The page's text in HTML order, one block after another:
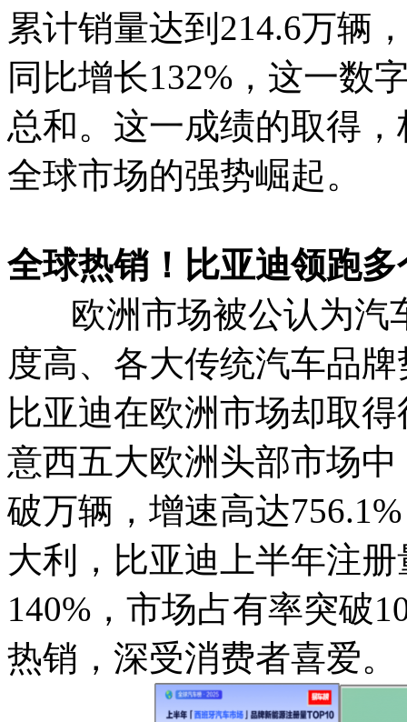
累计销量达到214.6万辆
同比增长132%，这一数
总和。这一成绩的取得
全球市场的强势崛起。
全球热销！比亚迪领跑
欧洲市场被公认为汽
度高、各大传统汽车品
比亚迪在欧洲市场却取
意西五大欧洲头部市场
破万辆，增速高达
大利，比亚迪上半年注
140%，市场占有率突破
热销，深受消费者喜爱。